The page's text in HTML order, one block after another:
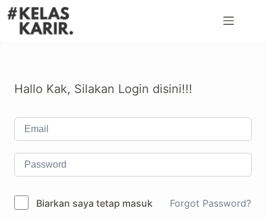
Hallo Kak, Silakan Login disini!!!
Biarkan saya tetap masuk Forgot Password?